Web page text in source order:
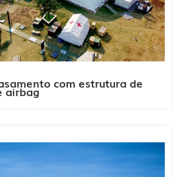
com estrutura de
airbag